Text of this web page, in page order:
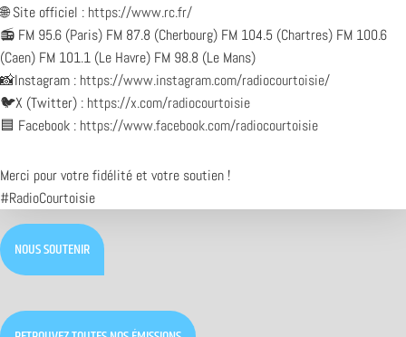
🌐 Site officiel : https://www.rc.fr/
📻 FM 95.6 (Paris) FM 87.8 (Cherbourg) FM 104.5 (Chartres) FM 100.6
(Caen) FM 101.1 (Le Havre) FM 98.8 (Le Mans)
📸Instagram : https://www.instagram.com/radiocourtoisie/
🐦X (Twitter) : https://x.com/radiocourtoisie
🟦 Facebook : https://www.facebook.com/radiocourtoisie
Merci pour votre fidélité et votre soutien !
#RadioCourtoisie
NOUS SOUTENIR